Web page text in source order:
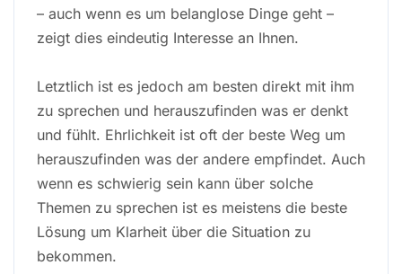
– auch wenn es um belanglose Dinge geht –
zeigt dies eindeutig Interesse an Ihnen.
Letztlich ist es jedoch am besten direkt mit ihm
zu sprechen und herauszufinden was er denkt
und fühlt. Ehrlichkeit ist oft der beste Weg um
herauszufinden was der andere empfindet. Auch
wenn es schwierig sein kann über solche
Themen zu sprechen ist es meistens die beste
Lösung um Klarheit über die Situation zu
bekommen.